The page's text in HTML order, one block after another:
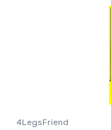
4LegsFriend